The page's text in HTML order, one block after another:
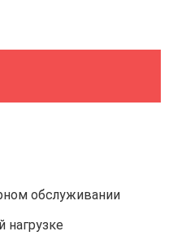
обслуживании
нагрузке